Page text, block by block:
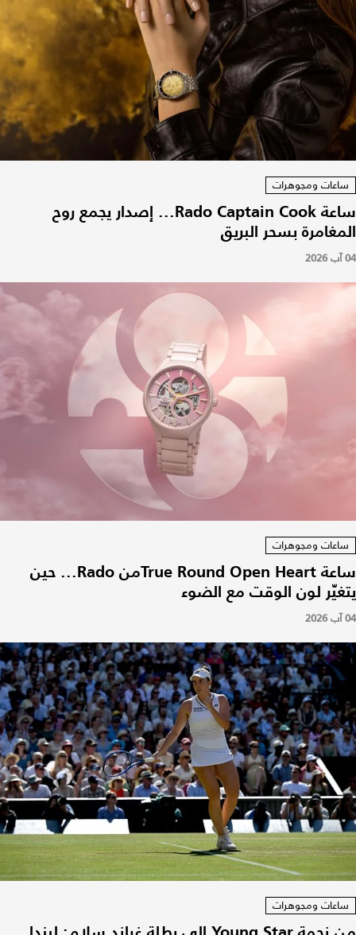
ساعات ومجوهرات
ساعة Rado Captain Cook... إصدار يجمع روح
المغامرة بسحر البريق
04 آب 2026
ساعات ومجوهرات
ساعة True Round Open Heartمن Rado... حين
يتغيّر لون الوقت مع الضوء
04 آب 2026
ساعات ومجوهرات